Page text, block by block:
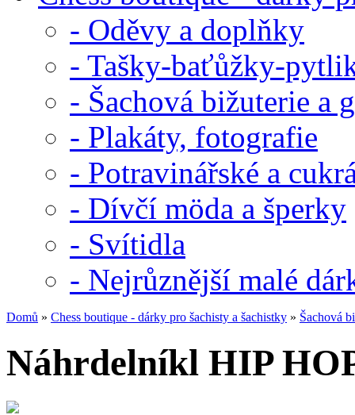
- Oděvy a doplňky
- Tašky-baťůžky-
- Šachová bižuterie a
- Plakáty, fotografie
- Potravinářské a
- Dívčí möda a šperky
- Svítidla
- Nejrůznější malé
Domů » Chess boutique - dárky pro šachisty a šachistky » Šachová
Náhrdelníkl HIP